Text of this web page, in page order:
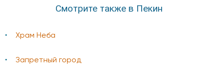
Смотрите также в Пекин
Храм Неба
Запретный город